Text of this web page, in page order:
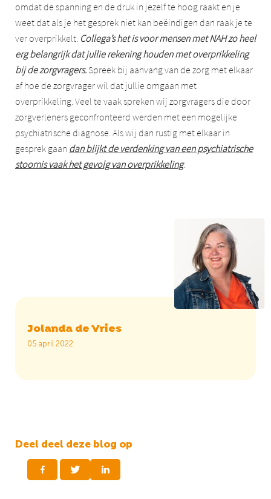
omdat de spanning en de druk in jezelf te hoog raakt en je
weet dat als je het gesprek niet kan beëindigen dan raak je te
ver overprikkelt. Collega’s het is voor mensen met NAH zo heel
erg belangrijk dat jullie rekening houden met overprikkeling
bij de zorgvragers. Spreek bij aanvang van de zorg met elkaar
af hoe de zorgvrager wil dat jullie omgaan met
overprikkeling. Veel te vaak spreken wij zorgvragers die door
zorgverleners geconfronteerd werden met een mogelijke
psychiatrische diagnose. Als wij dan rustig met elkaar in
gesprek gaan dan blijkt de verdenking van een psychiatrische
stoornis vaak het gevolg van overprikkeling.
Jolanda de Vries
05 april 2022
Deel deel deze blog op